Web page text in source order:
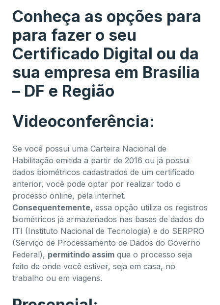
Conheça as opções para
para fazer o seu
Certificado Digital ou da
sua empresa em Brasília
– DF e Região
Videoconferência:
Se você possui uma Carteira Nacional de
Habilitação emitida a partir de 2016 ou já possui
dados biométricos cadastrados de um certificado
anterior, você pode optar por realizar todo o
processo online, pela internet.
Consequentemente, essa opção utiliza os registros
biométricos já armazenados nas bases de dados do
ITI (Instituto Nacional de Tecnologia) e do SERPRO
(Serviço de Processamento de Dados do Governo
Federal), permitindo assim que o processo seja
feito de onde você estiver, seja em casa, no
trabalho ou em viagens.